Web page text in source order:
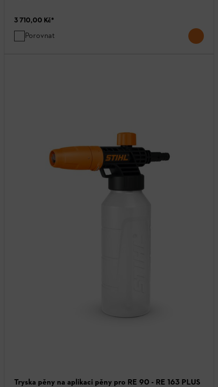
3 710,00 Kč*
Porovnat
Tryska pěny na aplikaci pěny pro RE 90 - RE 163 PLUS